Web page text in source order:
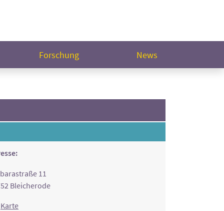
Forschung News
11
Bleicherode
Karte